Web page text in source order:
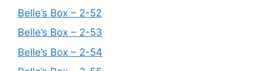
Belle’s Box – 2-52
Belle’s Box – 2-53
Belle’s Box – 2-54